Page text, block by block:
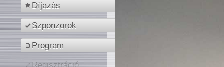
Díjazás
Szponzorok
Program